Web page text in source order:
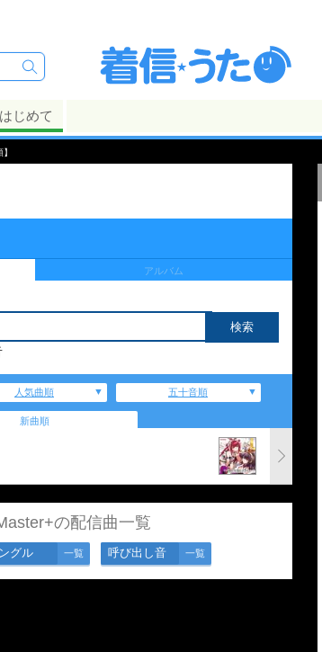
はじめて
アルバム
人気曲順 五十音順
新曲順
の配信曲一覧
グル 一覧 呼び出し音 一覧